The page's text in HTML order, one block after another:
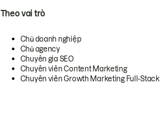
Theo vai trò
Chủ doanh nghiệp
Chủ agency
Chuyên gia SEO
Chuyên viên Content Marketing
Chuyên viên Growth Marketing Full-Stack